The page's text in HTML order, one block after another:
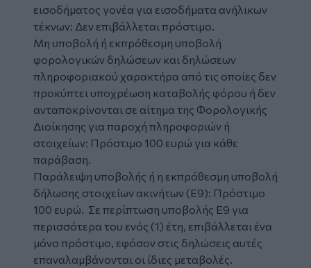
εισοδήματος γονέα για εισοδήματα ανήλικων
τέκνων: Δεν επιβάλλεται πρόστιμο.
Μη υποβολή ή εκπρόθεσμη υποβολή
φορολογικών δηλώσεων και δηλώσεων
πληροφοριακού χαρακτήρα από τις οποίες δεν
προκύπτει υποχρέωση καταβολής φόρου ή δεν
ανταποκρίνονται σε αίτημα της Φορολογικής
Διοίκησης για παροχή πληροφοριών ή
στοιχείων: Πρόστιμο 100 ευρώ για κάθε
παράβαση.
Παράλειψη υποβολής ή η εκπρόθεσμη υποβολή
δήλωσης στοιχείων ακινήτων (Ε9): Πρόστιμο
100 ευρώ. Σε περίπτωση υποβολής Ε9 για
περισσότερα του ενός (1) έτη, επιβάλλεται ένα
μόνο πρόστιμο, εφόσον στις δηλώσεις αυτές
επαναλαμβάνονται οι ίδιες μεταβολές.